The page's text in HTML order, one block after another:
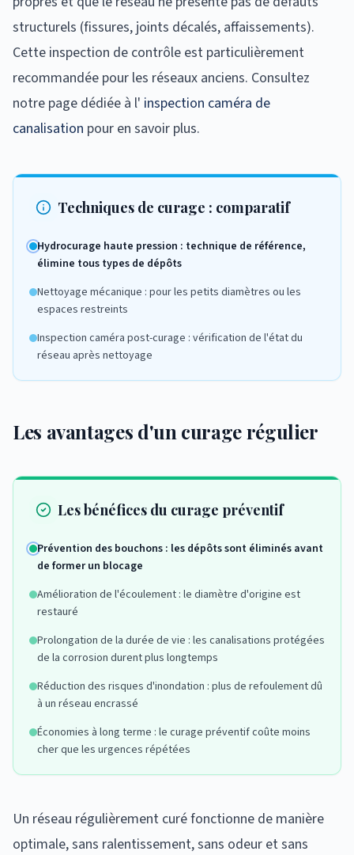
structurels (fissures, joints décalés, affaissements).
Cette inspection de contrôle est particulièrement
recommandée pour les réseaux anciens. Consultez
notre page dédiée à l' inspection caméra de
canalisation pour en savoir plus.
Techniques de curage : comparatif
Hydrocurage haute pression : technique de référence,
élimine tous types de dépôts
Nettoyage mécanique : pour les petits diamètres ou les
espaces restreints
Inspection caméra post-curage : vérification de l'état du
réseau après nettoyage
Les avantages d'un curage régulier
Les bénéfices du curage préventif
Prévention des bouchons : les dépôts sont éliminés avant
de former un blocage
Amélioration de l'écoulement : le diamètre d'origine est
restauré
Prolongation de la durée de vie : les canalisations protégées
de la corrosion durent plus longtemps
Réduction des risques d'inondation : plus de refoulement dû
à un réseau encrassé
Économies à long terme : le curage préventif coûte moins
cher que les urgences répétées
Un réseau régulièrement curé fonctionne de manière
optimale, sans ralentissement, sans odeur et sans